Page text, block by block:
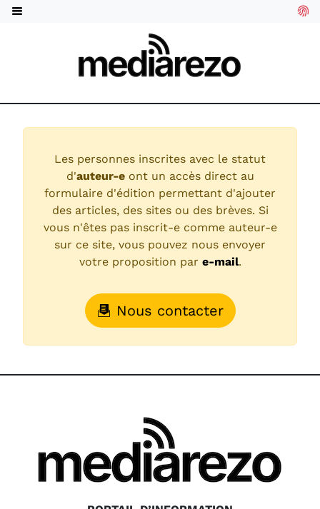
Les personnes inscrites avec le statut
d'auteur-eont un accès direct au
formulaire d'édition permettant d'ajouter
des articles, des sites ou des brèves. Si
vous n'êtes pas inscrit-e comme auteur-e
sur ce site, vous pouvez nous envoyer
votre proposition par e-mail.
Nous contacter